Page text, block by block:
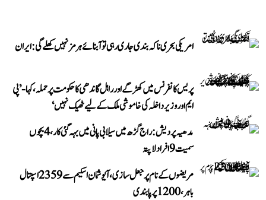
امریکی بحری ناکہ بندی جاری رہی تو آبنائے ہرمز نہیں کھلے گی: ایران
پریس کانفرنس میں کھڑگے اور راہل گاندھی کا حکومت پر حملہ، کہا- ’پی
ایم اور وزیر داخلہ کی خاموشی ملک کے لیے ٹھیک نہیں‘
مدھیہ پردیش: راج گڑھ میں سیلابی پانی میں بہہ گئی کار، 4 بچوں
سمیت 9 افراد لاپتہ
مریضوں کے نام پر جعل سازی، آیوشمان اسکیم سے 2359 اسپتال
باہر، 1200 پر پابندی